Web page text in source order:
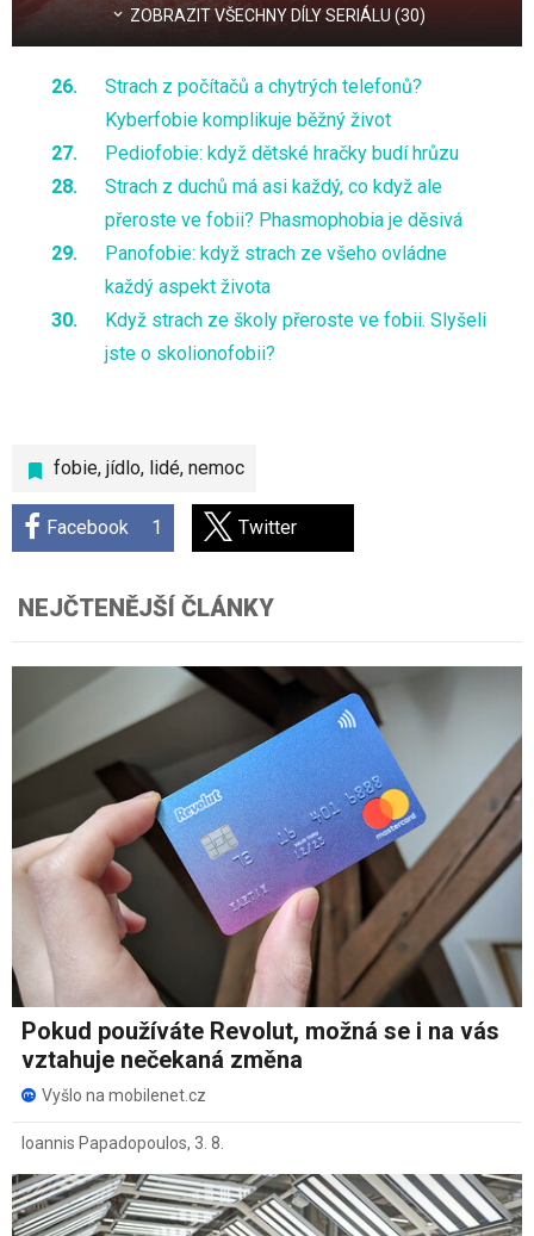
ZOBRAZIT VŠECHNY DÍLY SERIÁLU (30)
Strach z počítačů a chytrých telefonů?
Kyberfobie komplikuje běžný život
Pediofobie: když dětské hračky budí hrůzu
Strach z duchů má asi každý, co když ale
přeroste ve fobii? Phasmophobia je děsivá
Panofobie: když strach ze všeho ovládne
každý aspekt života
Když strach ze školy přeroste ve fobii. Slyšeli
jste o skolionofobii?
fobie, jídlo, lidé, nemoc
Facebook 1 Twitter
NEJČTENĚJŠÍ ČLÁNKY
Pokud používáte Revolut, možná se i na vás
vztahuje nečekaná změna
Vyšlo na mobilenet.cz
Ioannis Papadopoulos, 3. 8.